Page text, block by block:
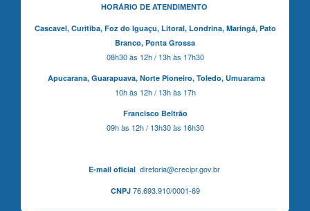
HORÁRIO DE ATENDIMENTO
Cascavel, Curitiba,Foz do Iguaçu, Litoral, Londrina, Maringá, Pato
Branco, Ponta Grossa
08h30 às 12h / 13h às 17h30
Apucarana, Guarapuava, Norte Pioneiro, Toledo, Umuarama
10h às 12h / 13h às 17h
Francisco Beltrão
09h às 12h / 13h30 às 16h30
E-mail oficialdiretoria@crecipr.gov.br
CNPJ76.693.910/0001-69